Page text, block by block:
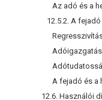
Az adó és a
12.5.2. A fejadó
Adóigazgatási
A fejadó és a
12.6. Használói